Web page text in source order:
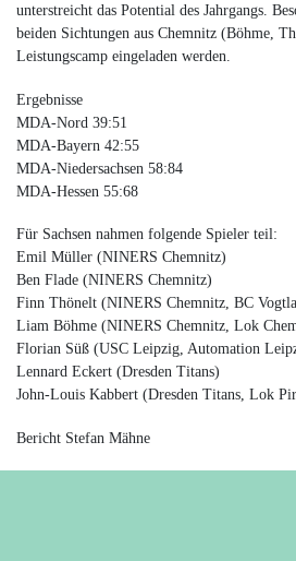
unterstreicht das Potential des Jahrgangs.
beiden Sichtungen aus Chemnitz (Böhme,
Leistungscamp eingeladen werden.
Ergebnisse
MDA-Nord 39:51
MDA-Bayern 42:55
MDA-Niedersachsen 58:84
MDA-Hessen 55:68
Für Sachsen nahmen folgende Spieler teil:
Emil Müller (NINERS Chemnitz)
Ben Flade (NINERS Chemnitz)
Finn Thönelt (NINERS Chemnitz, BC
Liam Böhme (NINERS Chemnitz, Lok
Florian Süß (USC Leipzig, Automation
Lennard Eckert (Dresden Titans)
John-Louis Kabbert (Dresden Titans, Lok
Bericht Stefan Mähne